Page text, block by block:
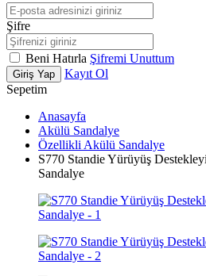
Şifre
Beni Hatırla Şifremi Unuttum
Giriş Yap
Kayıt Ol
Sepetim
Anasayfa
Akülü Sandalye
Özellikli Akülü Sandalye
S770 Standie Yürüyüş
Sandalye